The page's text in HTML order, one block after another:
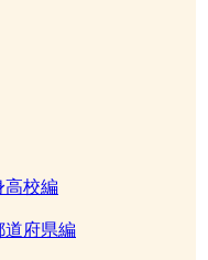
校編
府県編